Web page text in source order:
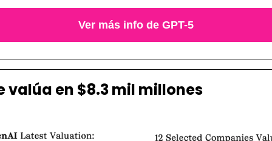
Ver más info de GPT-5
valúa en $8.3 mil millones